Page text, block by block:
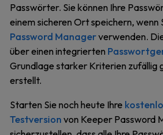
Passwörter. Sie können Ihre
einem sicheren Ort speichern, wenn
Password Managerverwenden.
über einen integrierten
Grundlage starker Kriterien zufällig
erstellt.
Starten Sie noch heute Ihre
Testversion von Keeper Password